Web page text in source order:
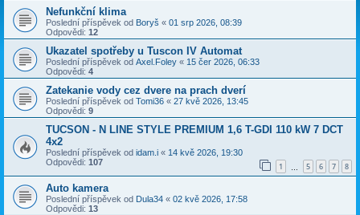
Nefunkční klima
Poslední příspěvek od Boryš « 01 srp 2026, 08:39
Odpovědi: 12
Ukazatel spotřeby u Tuscon IV Automat
Poslední příspěvek od Axel.Foley « 15 čer 2026, 06:33
Odpovědi: 4
Zatekanie vody cez dvere na prach dverí
Poslední příspěvek od Tomi36 « 27 kvě 2026, 13:45
Odpovědi: 9
TUCSON - N LINE STYLE PREMIUM 1,6 T-GDI 110 kW 7 DCT
4x2
Poslední příspěvek od idam.i « 14 kvě 2026, 19:30
Odpovědi: 107 1 5 6 7 8
Auto kamera
Poslední příspěvek od Dula34 « 02 kvě 2026, 17:58
Odpovědi: 13